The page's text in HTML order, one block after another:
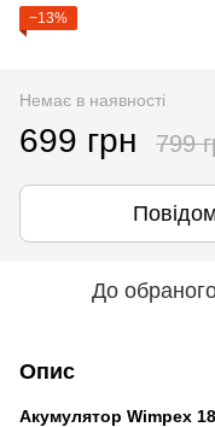
−13%
Немає в наявності
699 грн 799
До
Опис
Акумулятор Wimpex